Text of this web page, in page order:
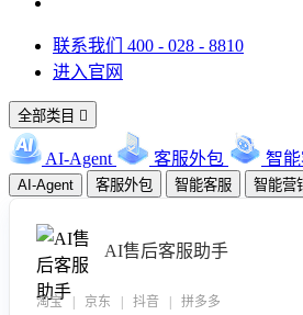
联系我们 400 - 028 - 8810
进入官网
全部类目 
AI-Agent 客服外包 智
AI-Agent 客服外包 智能客服 智能营
AI售后客服助手
淘宝 | 京东 | 抖音 | 拼多多